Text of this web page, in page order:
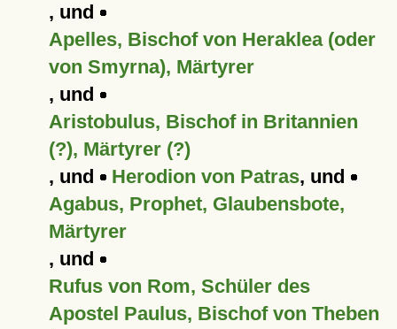
, und
Apelles, Bischof von Heraklea (oder
von Smyrna), Märtyrer
, und
Aristobulus, Bischof in Britannien
(?), Märtyrer (?)
, und
Herodion von Patras, und
Agabus, Prophet, Glaubensbote,
Märtyrer
, und
Rufus von Rom, Schüler des
Apostel Paulus, Bischof von Theben